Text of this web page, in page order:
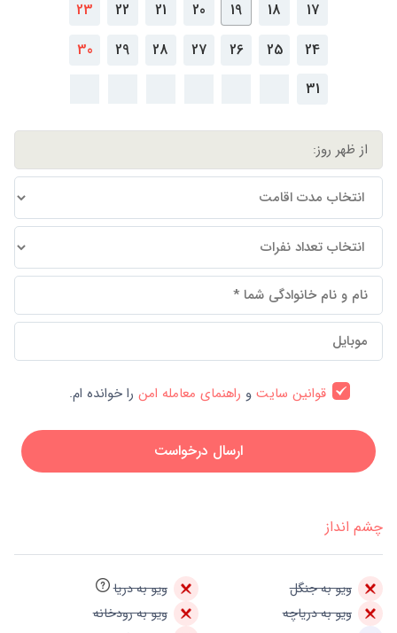
17
18
19
20
21
22
23
24
25
26
27
28
29
30
31
قوانین سایتو راهنمای معامله امنرا خوانده ام.
ارسال درخواست
چشم انداز
ویو به جنگل
ویو به دریا
ویو به دریاچه
ویو به رودخانه